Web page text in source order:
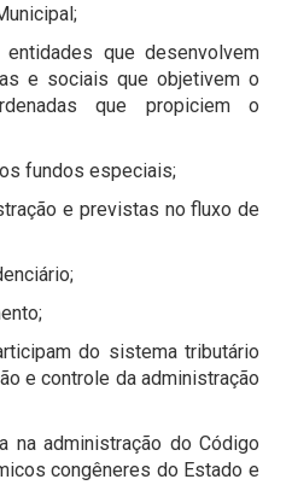
que desenvolvem
e sociais que objetivem o
que propiciem o
fundos especiais;
e previstas no fluxo de
do sistema tributário
e controle da administração
administração do Código
congêneres do Estado e